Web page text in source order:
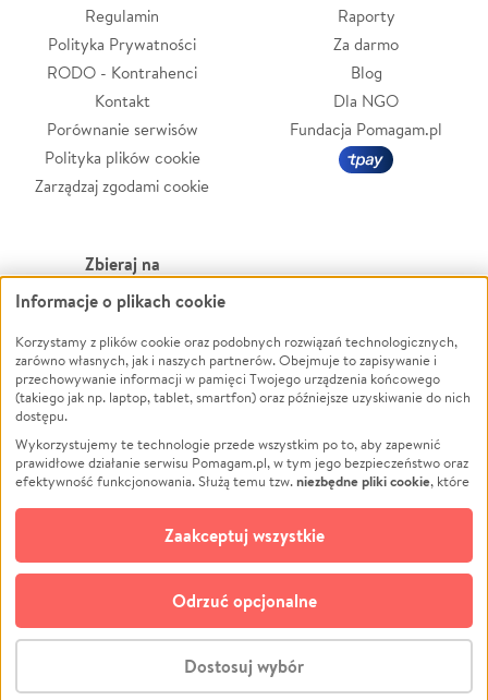
Stwórz zbiórkę - za darmo
Regulamin
Polityka Prywatności
RODO - Kontrahenci
Kontakt
Porównanie serwisów
Polityka plików cookie
Zarządzaj zgodami cookie
Raporty
Za darmo
Blog
Dla NGO
Fundacja Pomagam.pl
Zbieraj na
Leczenie
Zwierzęta
Pożar
Ukraina
Pomoc Finansowa
Projekty
Pogrzeb
Społeczność lokalna
Kultura
Powódź
Wichura
NGO
Edukacja
Podróż
Impreza
Ochrona środowiska
Biznes
© CROWDING SP. Z O.O.
Informacje o plikach cookie
Korzystamy z plików cookie oraz podobnych rozwiązań technologicznych,
zarówno własnych, jak i naszych partnerów. Obejmuje to zapisywanie i
przechowywanie informacji w pamięci Twojego urządzenia końcowego
(takiego jak np. laptop, tablet, smartfon) oraz późniejsze uzyskiwanie do nich
dostępu.
Wykorzystujemy te technologie przede wszystkim po to, aby zapewnić
prawidłowe działanie serwisu Pomagam.pl, w tym jego bezpieczeństwo oraz
efektywność funkcjonowania. Służą temu tzw.niezbędne pliki cookie, które
opcjonalnych plików cookie
technologii do celów analitycznych i retargetingowych. Możesz wyrazić
zgodę na ich stosowanie lub jej odmówić. W dowolnym momencie masz
możliwość zmiany swoich preferencji na stronie „Zarządzaj zgodami cookie”,
do której link znajdziesz w stopce serwisu Pomagam.pl. Opcjonalne pliki
cookie wykorzystywane są w następujących celach:
działanie serwisu Pomagam.pl. Dzięki nim możemy zrozumieć, jak
użytkownicy korzystają z naszego serwisu – skąd trafiają do serwisu, jak
Dostosuj wybór
Odrzuć opcjonalne
Zaakceptuj wszystkie